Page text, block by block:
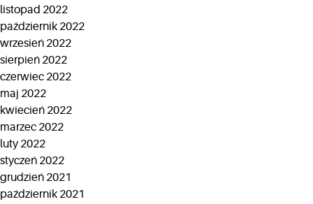
listopad 2022
październik 2022
wrzesień 2022
sierpień 2022
czerwiec 2022
maj 2022
kwiecień 2022
marzec 2022
luty 2022
styczeń 2022
grudzień 2021
październik 2021